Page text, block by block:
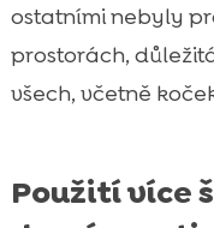
ostatními nebyly
prostorách,
všech, včetně
Použití více